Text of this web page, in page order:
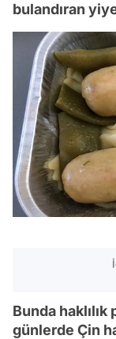
bulandıran
Bunda
günlerde Çin